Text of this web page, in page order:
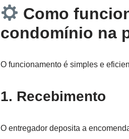
Como
condomínio na
O funcionamento é simples e
1. Recebimento
O entregador deposita a